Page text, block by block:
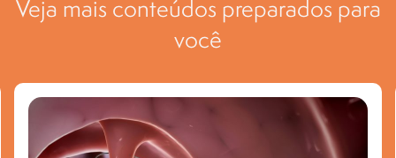
Veja mais conteúdos preparados para
você